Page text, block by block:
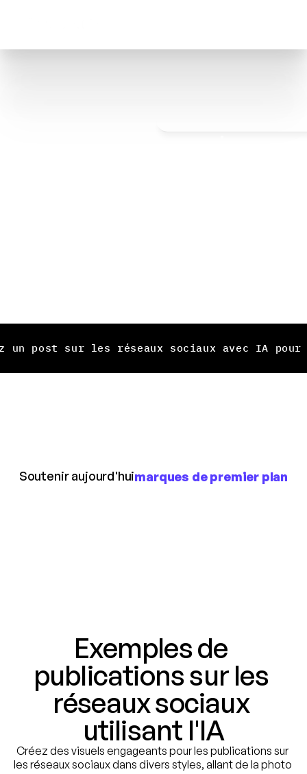
un post sur les réseaux sociaux avec IA
Exemples de
publications sur les
réseaux sociaux
utilisant l'IA
Créez des visuels engageants pour les publications sur
les réseaux sociaux dans divers styles, allant de la photo
Soutenir aujourd'huimarques de premier plan